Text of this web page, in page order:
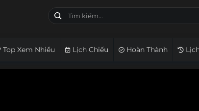
Top Xem Nhiều Lịch Chiếu Hoàn Thành